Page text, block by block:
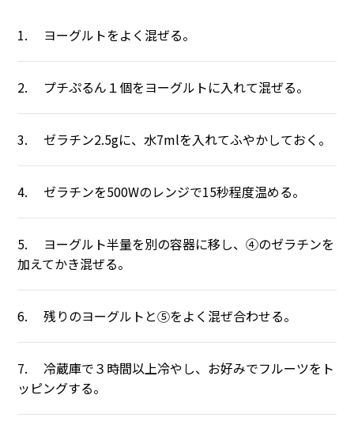
1. ヨーグルトをよく混ぜる。
2. プチぷるん１個をヨーグルトに入れて混ぜる。
3. ゼラチン2.5gに、水7mlを入れてふやかしておく。
4. ゼラチンを500Wのレンジで15秒程度温める。
5. ヨーグルト半量を別の容器に移し、④のゼラチンを
加えてかき混ぜる。
6. 残りのヨーグルトと⑤をよく混ぜ合わせる。
7. 冷蔵庫で３時間以上冷やし、お好みでフルーツをト
ッピングする。